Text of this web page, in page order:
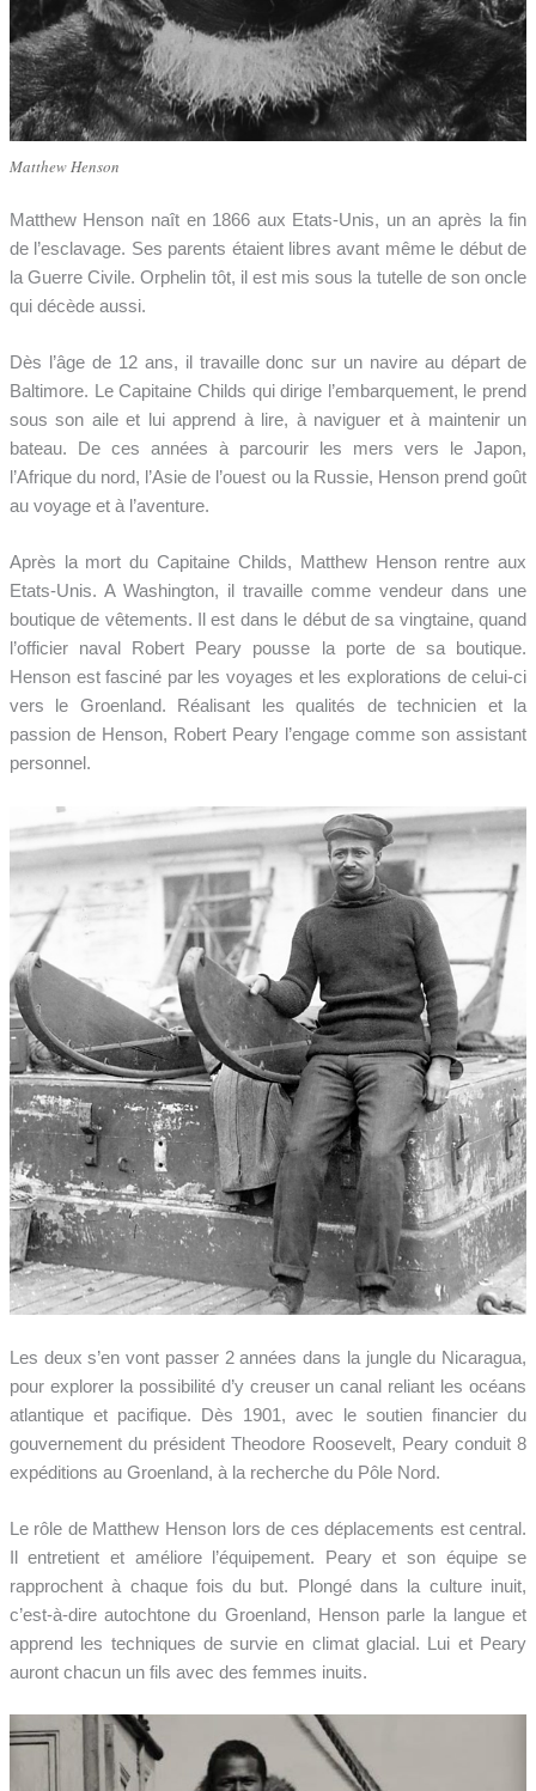
Matthew Henson
Matthew Henson naît en 1866 aux Etats-Unis, un an après la fin
de l’esclavage. Ses parents étaient libres avant même le début de
la Guerre Civile. Orphelin tôt, il est mis sous la tutelle de son oncle
qui décède aussi.
Dès l’âge de 12 ans, il travaille donc sur un navire au départ de
Baltimore. Le Capitaine Childs qui dirige l’embarquement, le prend
sous son aile et lui apprend à lire, à naviguer et à maintenir un
bateau. De ces années à parcourir les mers vers le Japon,
l’Afrique du nord, l’Asie de l’ouest ou la Russie, Henson prend goût
au voyage et à l’aventure.
Après la mort du Capitaine Childs, Matthew Henson rentre aux
Etats-Unis. A Washington, il travaille comme vendeur dans une
boutique de vêtements. Il est dans le début de sa vingtaine, quand
l’officier naval Robert Peary pousse la porte de sa boutique.
Henson est fasciné par les voyages et les explorations de celui-ci
vers le Groenland. Réalisant les qualités de technicien et la
passion de Henson, Robert Peary l’engage comme son assistant
personnel.
Les deux s’en vont passer 2 années dans la jungle du Nicaragua,
pour explorer la possibilité d’y creuser un canal reliant les océans
atlantique et pacifique. Dès 1901, avec le soutien financier du
gouvernement du président Theodore Roosevelt, Peary conduit 8
expéditions au Groenland, à la recherche du Pôle Nord.
Le rôle de Matthew Henson lors de ces déplacements est central.
Il entretient et améliore l’équipement. Peary et son équipe se
rapprochent à chaque fois du but. Plongé dans la culture inuit,
c’est-à-dire autochtone du Groenland, Henson parle la langue et
apprend les techniques de survie en climat glacial. Lui et Peary
auront chacun un fils avec des femmes inuits.